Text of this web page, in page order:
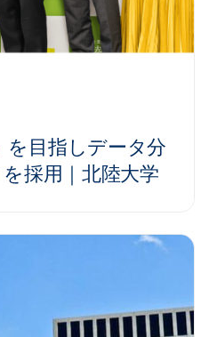
を目指しデータ分
採用｜北陸大学